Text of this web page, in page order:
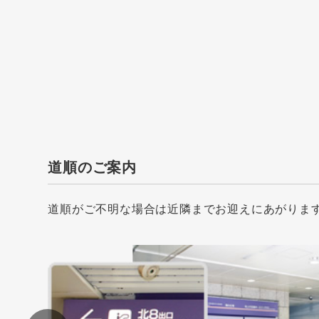
道順のご案内
道順がご不明な場合は近隣までお迎えにあがりま